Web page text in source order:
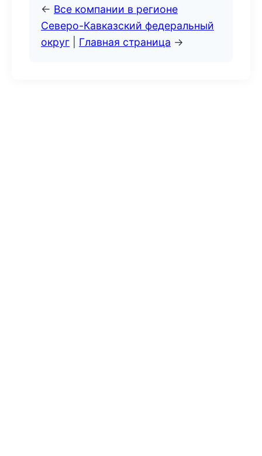
← Все компании в регионе
Северо-Кавказский федеральный
округ
Главная страница →